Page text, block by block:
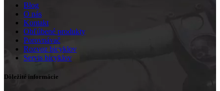
Blog
O nás
Kontakt
Obľúbené produkty
Porovnávač
Rozvoz bicyklov
Servis bicyklov
Dôležité informácie